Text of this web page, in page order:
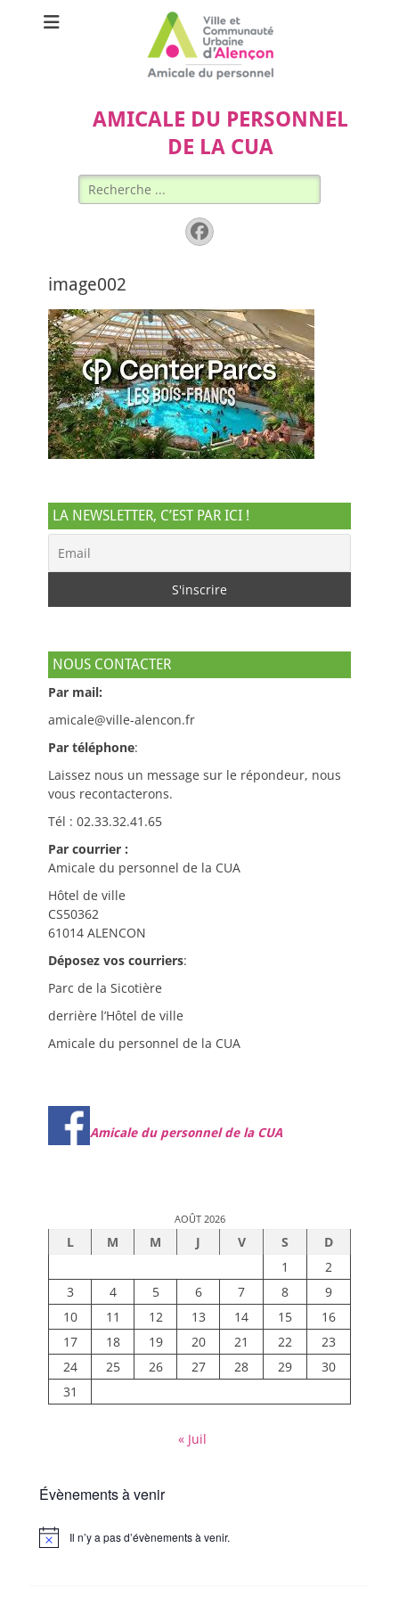
AMICALE DU PERSONNEL
DE LA CUA
Rechercher :
Facebook
image002
LA NEWSLETTER, C’EST PAR ICI !
NOUS CONTACTER
Par mail:
amicale@ville-alencon.fr
Par téléphone:
Laissez nous un message sur le répondeur, nous
vous recontacterons.
Tél : 02.33.32.41.65
Par courrier :
Amicale du personnel de la CUA
Hôtel de ville
CS50362
61014 ALENCON
Déposez vos courriers:
Parc de la Sicotière
derrière l’Hôtel de ville
Amicale du personnel de la CUA
Amicale du personnel de la CUA
AOÛT 2026
L M M J V S
D
1
2
3
4 5 6 7 8
9
10
11 12 13 14 15
16
17
18 19 20 21 22
23
24
25 26 27 28 29
30
31
« Juil
Évènements à venir
Notice Il n’y a pas d’évènements à venir.